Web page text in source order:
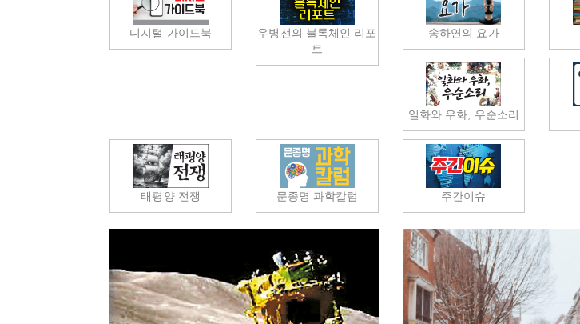
디지털 가이드북
우병선의 블록체인 리포
트
송하연의 요가
일화와 우화, 우순소리
태평양 전쟁 문종명 과학칼럼 주간이슈